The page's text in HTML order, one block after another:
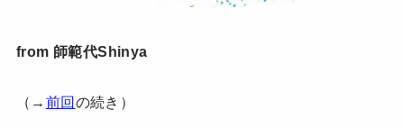
from 師範代Shinya
（→ 前回の続き）